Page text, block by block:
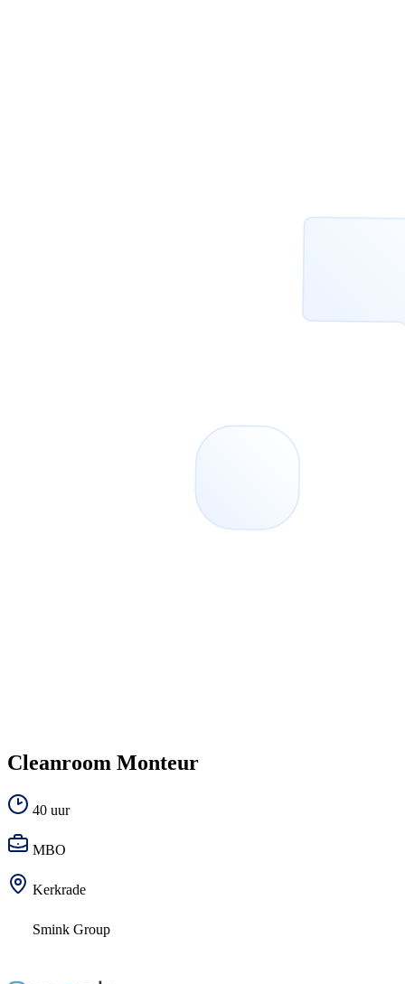
Cleanroom Monteur
40 uur
MBO
Kerkrade
Smink Group